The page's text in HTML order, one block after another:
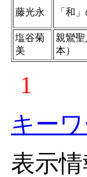
藤光永 「和
塩谷菊
美
親鸞
本）
1
キー
表示